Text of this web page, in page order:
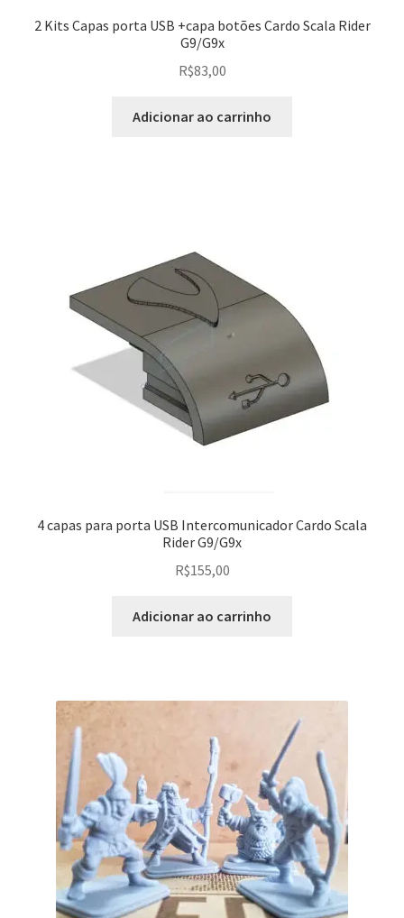
2 Kits Capas porta USB +capa botões Cardo Scala Rider
G9/G9x
R$83,00
Adicionar ao carrinho
4 capas para porta USB Intercomunicador Cardo Scala
Rider G9/G9x
R$155,00
Adicionar ao carrinho